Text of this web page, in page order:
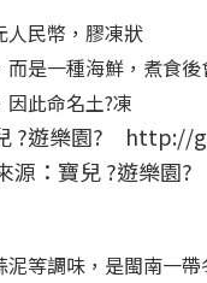
人民幣，膠凍狀
是一種海鮮，煮食
此命名土?凍
源：寶兒 ?遊樂
等調味，是閩南一